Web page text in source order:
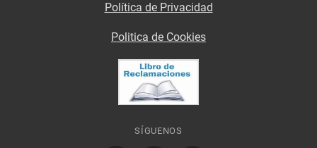
Política de Privacidad
Politica de Cookies
SÍGUENOS